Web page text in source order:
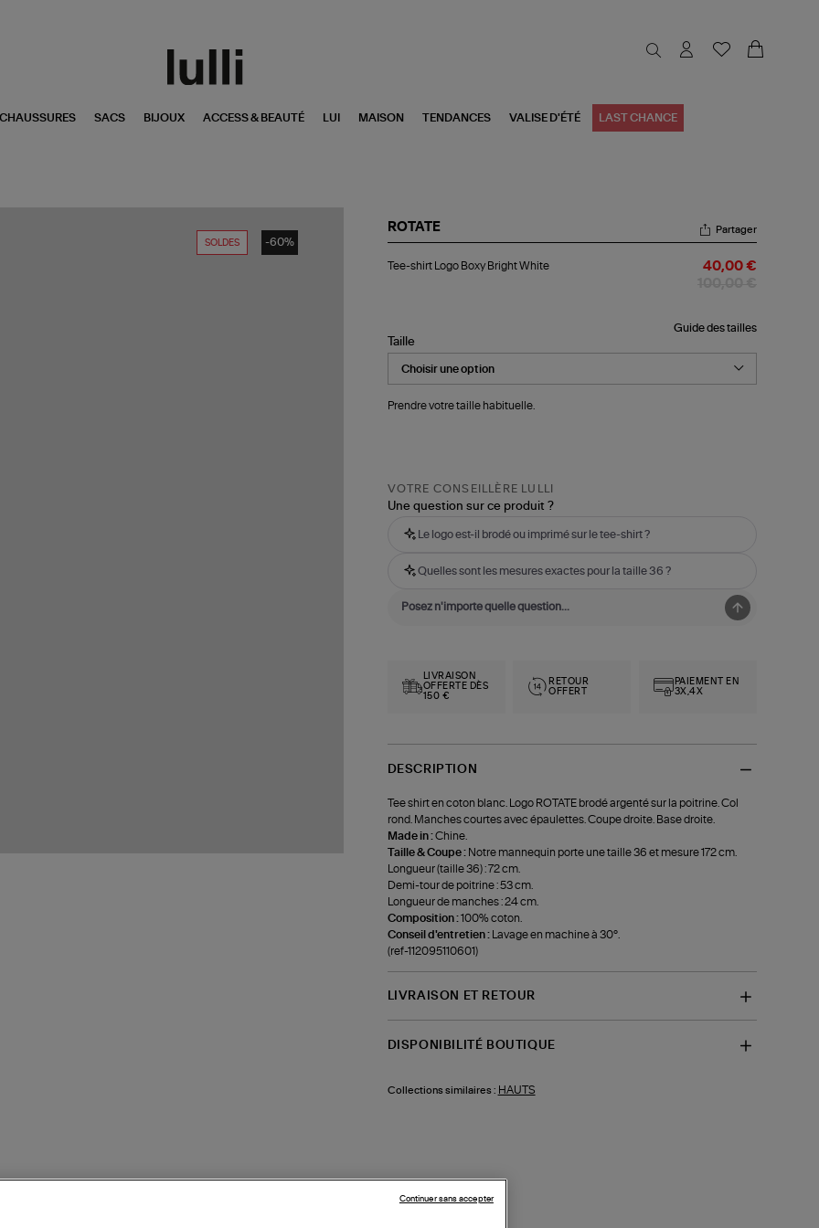
CHAUSSURES SACS BIJOUX ACCESS & BEAUTÉ LUI MAISON TENDANCES VALISE D'ÉTÉ LAST CHANCE
SOLDES -60%
ROTATE
shirt
Partager
Tee-shirt Logo Boxy Bright White 40,00 €
Guide des tailles
Taille
Prendre votre taille habituelle.
VOTRE CONSEILLÈRE LULLI
Une question sur ce produit ?
Le logo est-il brodé ou imprimé sur le tee-shirt ?
Quelles sont les mesures exactes pour la taille 36 ?
LIVRAISON
OFFERTE DÈS
150 €
RETOUR
OFFERT
PAIEMENT EN
3X,4X
DESCRIPTION
Tee shirt en coton blanc. Logo ROTATE brodé argenté sur la poitrine. Col
rond. Manches courtes avec épaulettes. Coupe droite. Base droite.
Made in :Chine.
Taille & Coupe : Notre mannequin porte une taille 36 et mesure 172 cm.
Longueur (taille 36) : 72 cm.
Demi-tour de poitrine : 53 cm.
Longueur de manches : 24 cm.
Composition :100% coton.
Conseil d'entretien :
Lavage en machine à 30°.
(ref-112095110601)
LIVRAISON ET RETOUR
DISPONIBILITÉ BOUTIQUE
Collections similaires : HAUTS
Continuer sans accepter